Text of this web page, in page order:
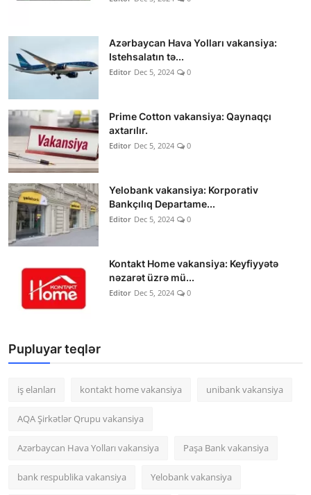
Azərbaycan Hava Yolları vakansiya:
Istehsalatın tə...
Editor Dec 5, 2024 0
Prime Cotton vakansiya: Qaynaqçı
axtarılır.
Editor Dec 5, 2024 0
Yelobank vakansiya: Korporativ
Bankçılıq Departame...
Editor Dec 5, 2024 0
Kontakt Home vakansiya: Keyfiyyətə
nəzarət üzrə mü...
Editor Dec 5, 2024 0
Pupluyar teqlər
iş elanları kontakt home vakansiya unibank vakansiya
AQA Şirkətlər Qrupu vakansiya
Azərbaycan Hava Yolları vakansiya Paşa Bank vakansiya
bank respublika vakansiya Yelobank vakansiya